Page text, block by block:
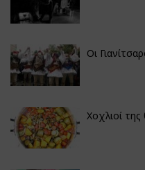
Οι
Χοχλιοί